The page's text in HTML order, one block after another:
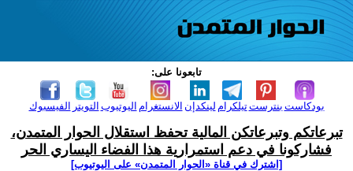
تابعونا على:
الفيسبوك التويتر اليوتيوب الانستغرام لينكدإن تيلكرامبنترست بودكاست
تبرعاتكم وتبرعاتكن المالية تحفظ استقلال الحوار المتمدن،
فشاركونا في دعم استمرارية هذا الفضاء اليساري الحر
[اشترك في قناة ‫«الحوار المتمدن» على اليوتيوب]